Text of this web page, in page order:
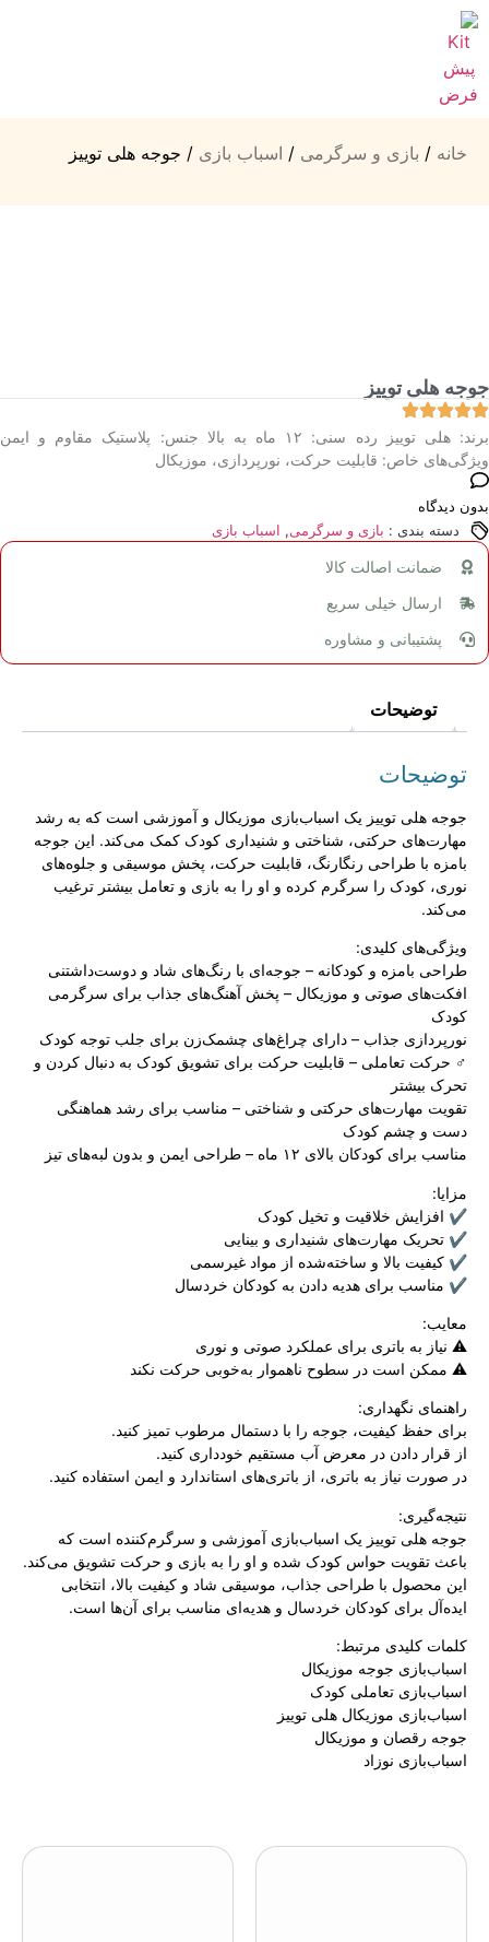
خانه / بازی و سرگرمی / اسباب بازی / جوجه هلی توییز
جوجه هلی توییز
برند: هلی توییز رده سنی: ۱۲ ماه به بالا جنس: پلاستیک مقاوم و ایمن
ویژگی‌های خاص: قابلیت حرکت، نورپردازی، موزیکال
بدون دیدگاه
دسته بندی : بازی و سرگرمی, اسباب بازی
ضمانت اصالت کالا
ارسال خیلی سریع
پشتیبانی و مشاوره
توضیحات
توضیحات
جوجه هلی توییز یک اسباب‌بازی موزیکال و آموزشی است که به رشد
مهارت‌های حرکتی، شناختی و شنیداری کودک کمک می‌کند. این جوجه
بامزه با طراحی رنگارنگ، قابلیت حرکت، پخش موسیقی و جلوه‌های
نوری، کودک را سرگرم کرده و او را به بازی و تعامل بیشتر ترغیب
می‌کند.
ویژگی‌های کلیدی:
طراحی بامزه و کودکانه – جوجه‌ای با رنگ‌های شاد و دوست‌داشتنی
افکت‌های صوتی و موزیکال – پخش آهنگ‌های جذاب برای سرگرمی
کودک
نورپردازی جذاب – دارای چراغ‌های چشمک‌زن برای جلب توجه کودک
‍♂️ حرکت تعاملی – قابلیت حرکت برای تشویق کودک به دنبال کردن و
تحرک بیشتر
تقویت مهارت‌های حرکتی و شناختی – مناسب برای رشد هماهنگی
دست و چشم کودک
مناسب برای کودکان بالای ۱۲ ماه – طراحی ایمن و بدون لبه‌های تیز
مزایا:
✔️ افزایش خلاقیت و تخیل کودک
✔️ تحریک مهارت‌های شنیداری و بینایی
✔️ کیفیت بالا و ساخته‌شده از مواد غیرسمی
✔️ مناسب برای هدیه دادن به کودکان خردسال
معایب:
⚠️ نیاز به باتری برای عملکرد صوتی و نوری
⚠️ ممکن است در سطوح ناهموار به‌خوبی حرکت نکند
راهنمای نگهداری:
برای حفظ کیفیت، جوجه را با دستمال مرطوب تمیز کنید.
از قرار دادن در معرض آب مستقیم خودداری کنید.
در صورت نیاز به باتری، از باتری‌های استاندارد و ایمن استفاده کنید.
نتیجه‌گیری:
جوجه هلی توییز یک اسباب‌بازی آموزشی و سرگرم‌کننده است که
باعث تقویت حواس کودک شده و او را به بازی و حرکت تشویق می‌کند.
این محصول با طراحی جذاب، موسیقی شاد و کیفیت بالا، انتخابی
ایده‌آل برای کودکان خردسال و هدیه‌ای مناسب برای آن‌ها است.
کلمات کلیدی مرتبط:
اسباب‌بازی جوجه موزیکال
اسباب‌بازی تعاملی کودک
اسباب‌بازی موزیکال هلی توییز
جوجه رقصان و موزیکال
اسباب‌بازی نوزاد